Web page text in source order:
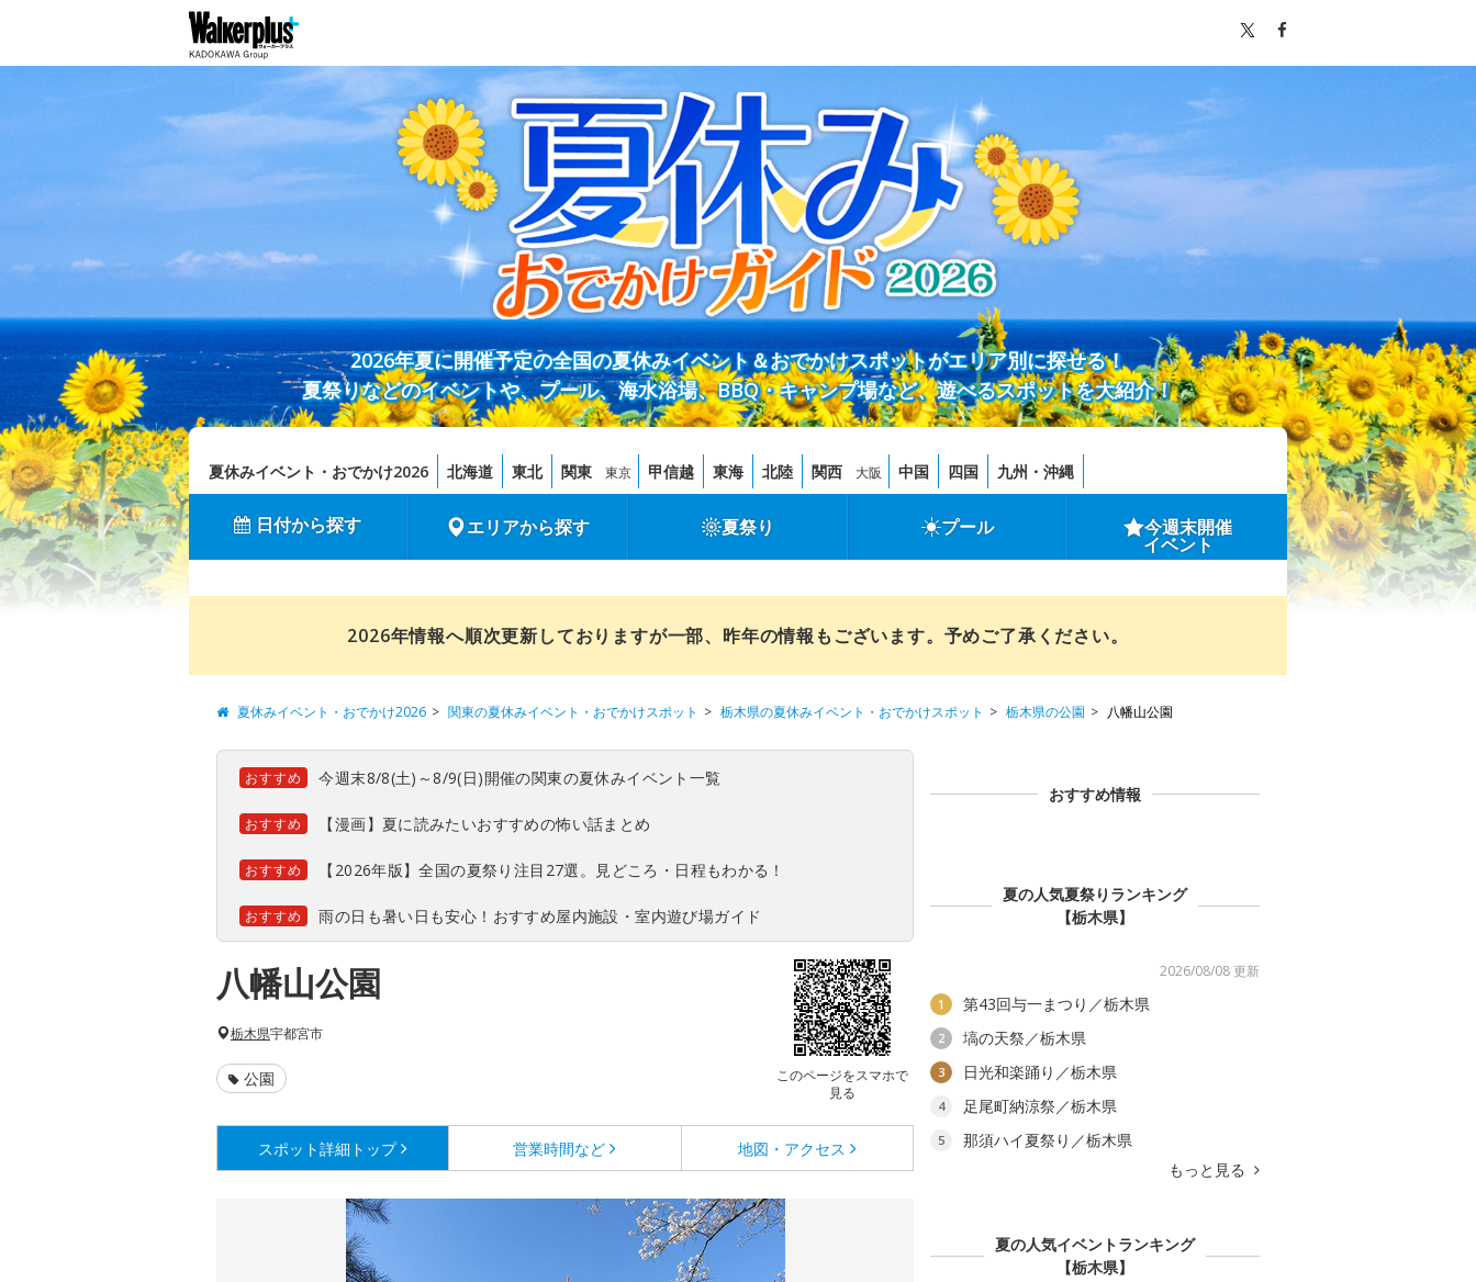
2026年夏に開催予定の全国の夏休みイベント＆おでかけスポットがエリア別に探せる！
夏祭りなどのイベントや、プール、海水浴場、BBQ・キャンプ場など、遊べるスポットを大紹介！
夏休みイベント・おでかけ2026 北海道 東北 関東 東京 甲信越 東海 北陸 関西 大阪 中国 四国 九州・沖縄
日付から探す エリアから探す 夏祭り プール 今週末開催
イベント
2026年情報へ順次更新しておりますが一部、昨年の情報もございます。予めご了承ください。
夏休みイベント・おでかけ2026 関東の夏休みイベント・おでかけスポット 栃木県の夏休みイベント・おでかけスポット 栃木県の公園 八幡山公園
おすすめ 今週末8/8(土)～8/9(日)開催の関東の夏休みイベント一覧
おすすめ 【漫画】夏に読みたいおすすめの怖い話まとめ
おすすめ 【2026年版】全国の夏祭り注目27選。見どころ・日程もわかる！
おすすめ 雨の日も暑い日も安心！おすすめ屋内施設・室内遊び場ガイド
八幡山公園
このページをスマホで
見る
栃木県宇都宮市
公園
スポット詳細 トップ 営業時間など 地図・アクセス
おすすめ情報
夏の人気夏祭りランキング
【栃木県】
2026/08/08 更新
1 第43回与一まつり／栃木県
2 塙の天祭／栃木県
3 日光和楽踊り／栃木県
4 足尾町納涼祭／栃木県
5
那須ハイ夏祭り／栃木県
もっと見る
夏の人気イベントランキング
【栃木県】